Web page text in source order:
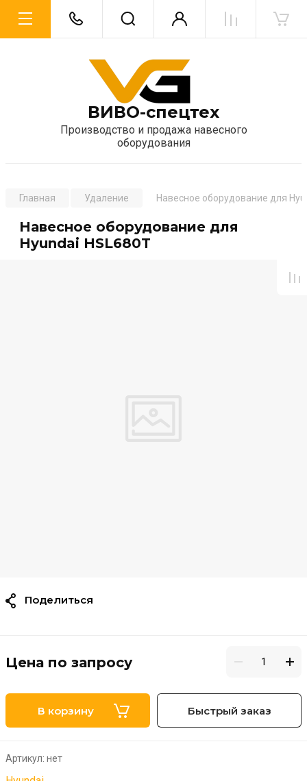
ВИВО-спецтех
Производство и продажа навесного
оборудования
Главная Удаление Навесное оборудование для
Навесное оборудование для
Hyundai HSL680T
Цена по запросу
В корзину Быстрый заказ
Артикул: нет
Поделиться